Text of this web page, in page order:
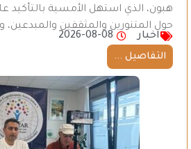
هبون، الذي استهل الأمسية بالتأكيد
حول المتنورين والمثقفين
اخبار
2026-08-08
التفاصيل ...